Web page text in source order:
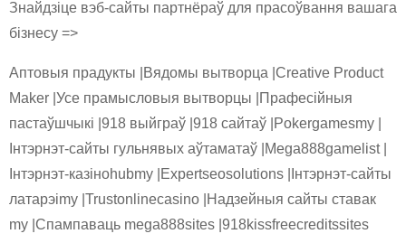
Знайдзіце вэб-сайты партнёраў для прасоўвання вашага
бізнесу =>
Аптовыя прадукты |Вядомы вытворца |Creative Product
Maker |Усе прамысловыя вытворцы |Прафесійныя
пастаўшчыкі |918 выйграў |918 сайтаў |Pokergamesmy |
Інтэрнэт-сайты гульнявых аўтаматаў |Mega888gamelist |
Інтэрнэт-казіноhubmy |Expertseosolutions |Інтэрнэт-сайты
латарэіmy |Trustonlinecasino |Надзейныя сайты ставак
my |Спампаваць mega888sites |918kissfreecreditssites